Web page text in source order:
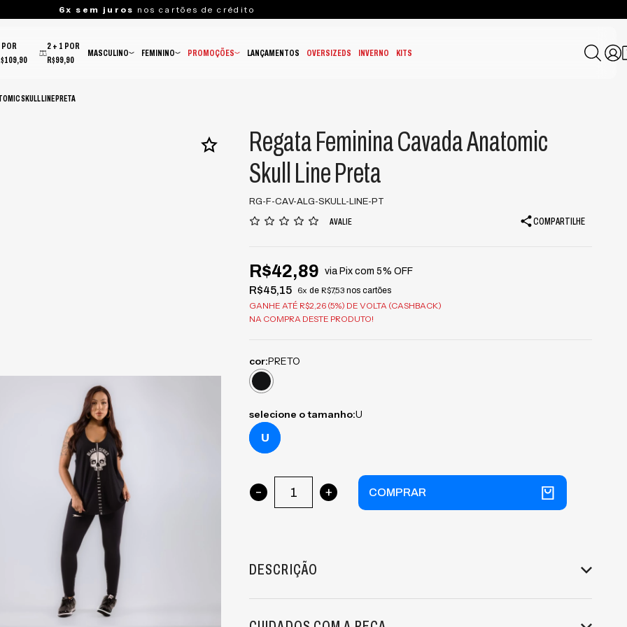
6x sem juros nos cartões de crédito
POR
2 + 1 POR
R$99,90
MASCULINO FEMININO PROMOÇÕES LANÇAMENTOS OVERSIZEDS INVERNO KITS
SKULL LINE PRETA
Regata Feminina Cavada Anatomic
Skull Line Preta
RG-F-CAV-ALG-SKULL-LINE-PT
AVALIE COMPARTILHE
R$42,89 via Pix com 5% OFF
R$45,15 6x de R$7,53 nos cartões
GANHE ATÉ R$2,26 (5%) DE VOLTA (CASHBACK)
NA COMPRA DESTE PRODUTO!
cor:PRETO
selecione o tamanho:U
U
- + COMPRAR
DESCRIÇÃO